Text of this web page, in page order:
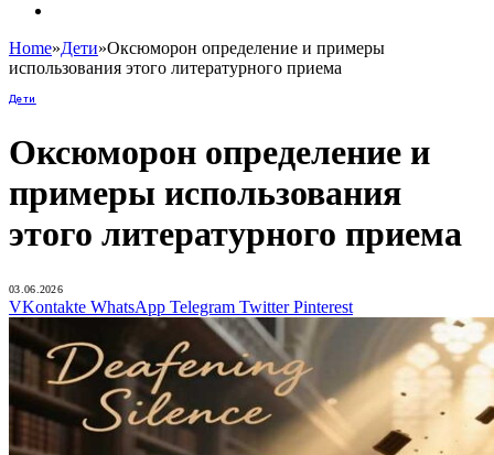
Home»Дети»Оксюморон определение и примеры
использования этого литературного приема
Дети
Оксюморон определение и
примеры использования
этого литературного приема
03.06.2026
VKontakte WhatsApp Telegram Twitter Pinterest